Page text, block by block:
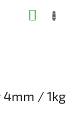
4mm / 1kg